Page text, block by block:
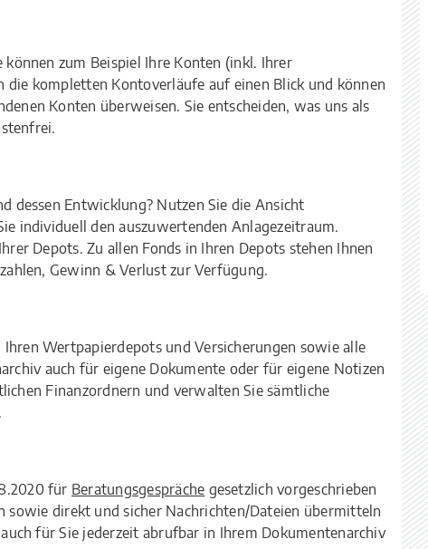
zum Beispiel Ihre Konten (inkl. Ihrer
die kompletten Kontoverläufe auf einen Blick und können
Konten überweisen. Sie entscheiden, was uns als
dessen Entwicklung? Nutzen Sie die Ansicht
individuell den auszuwertenden Anlagezeitraum.
Depots. Zu allen Fonds in Ihren Depots stehen Ihnen
Gewinn & Verlust zur Verfügung.
Wertpapierdepots und Versicherungen sowie alle
auch für eigene Dokumente oder für eigene Notizen
Finanzordnern und verwalten Sie sämtliche
für Beratungsgespräche gesetzlich vorgeschrieben
direkt und sicher Nachrichten/Dateien übermitteln
für Sie jederzeit abrufbar in Ihrem Dokumentenarchiv